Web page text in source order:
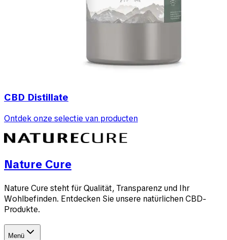
CBD Distillate
Ontdek onze selectie van producten
Nature Cure
Nature Cure steht für Qualität, Transparenz und Ihr
Wohlbefinden. Entdecken Sie unsere natürlichen CBD-
Produkte.
Menü